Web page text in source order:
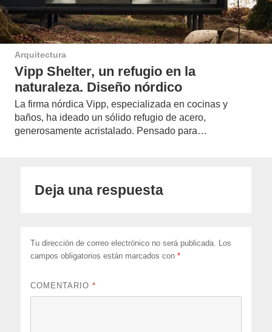
Arquitectura
Vipp Shelter, un refugio en la
naturaleza. Diseño nórdico
La firma nórdica Vipp, especializada en cocinas y
baños, ha ideado un sólido refugio de acero,
generosamente acristalado. Pensado para…
Deja una respuesta
Tu dirección de correo electrónico no será publicada.
Los
campos obligatorios están marcados con*
COMENTARIO*